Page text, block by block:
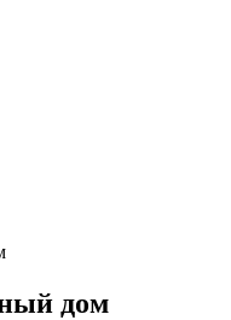
дом